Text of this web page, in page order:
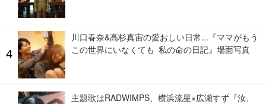
川口春奈&高杉真宙の愛おしい日常...『ママがもう
この世界にいなくても 私の命の日記』場面写真
主題歌はRADWIMPS、横浜流星×広瀬すず『汝、